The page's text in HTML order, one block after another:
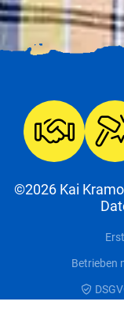
©2026 Kai
Betrieben